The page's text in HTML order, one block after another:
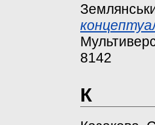
8142
К